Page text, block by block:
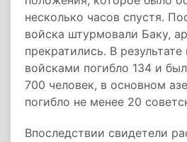
несколько часов спустя.
войска штурмовали Баку,
прекратились. В
войсками погибло 134 и
700 человек, в основном
погибло не менее 20
Впоследствии свидетели